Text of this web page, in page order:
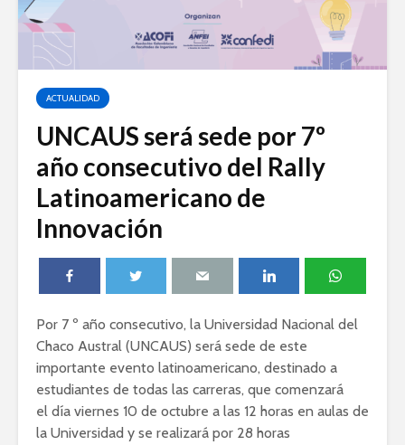
ACTUALIDAD
UNCAUS será sede por 7º
año consecutivo del Rally
Latinoamericano de
Innovación
Por 7 º año consecutivo, la Universidad Nacional del
Chaco Austral (UNCAUS) será sede de este
importante evento latinoamericano, destinado a
estudiantes de todas las carreras, que comenzará
el día viernes 10 de octubre a las 12 horas en aulas de
la Universidad y se realizará por 28 horas